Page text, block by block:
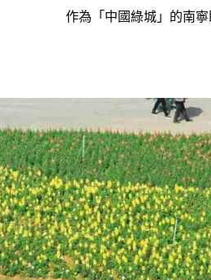
作為「中國綠城」的南